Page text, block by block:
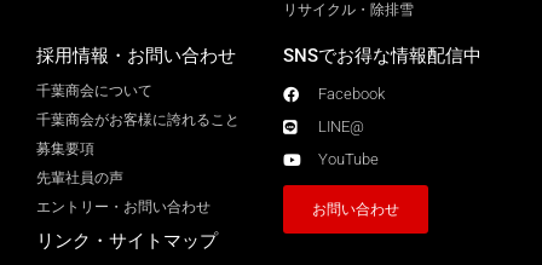
リサイクル・除排雪
採用情報・お問い合わせ
千葉商会について
千葉商会がお客様に誇れること​
募集要項
先輩社員の声
エントリー・お問い合わせ
リンク・サイトマップ
SNSでお得な情報配信中
Facebook
LINE@
YouTube
お問い合わせ